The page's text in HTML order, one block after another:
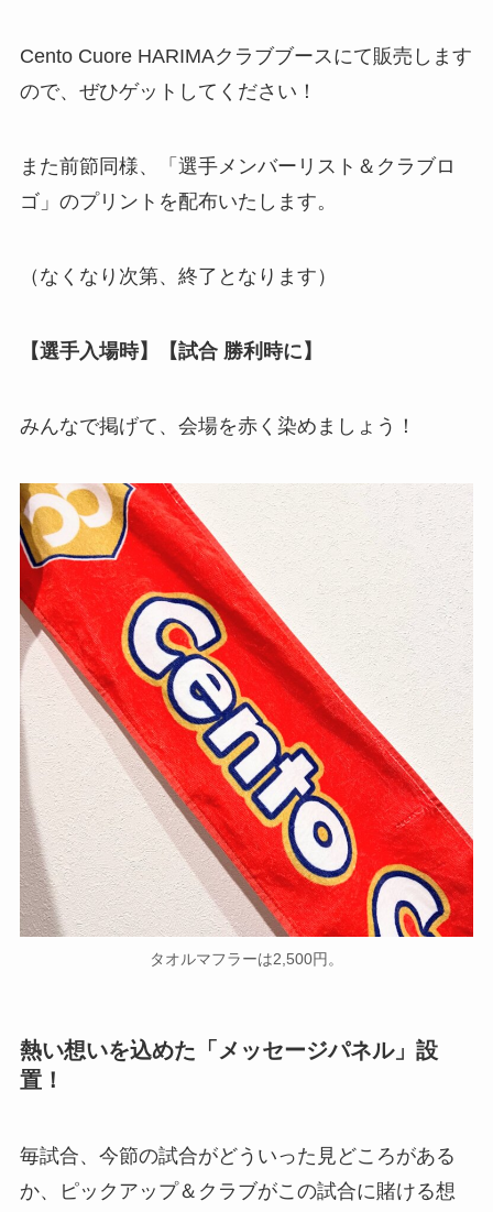
Cento Cuore HARIMAクラブブースにて販売します
ので、ぜひゲットしてください！
また前節同様、「選手メンバーリスト＆クラブロ
ゴ」のプリントを配布いたします。
（なくなり次第、終了となります）
【選手入場時】【試合 勝利時に】
みんなで掲げて、会場を赤く染めましょう！
タオルマフラーは2,500円。
熱い想いを込めた「メッセージパネル」設
置！
毎試合、今節の試合がどういった見どころがある
か、ピックアップ＆クラブがこの試合に賭ける想